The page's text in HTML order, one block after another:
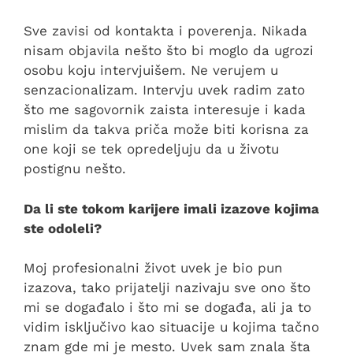
Sve zavisi od kontakta i poverenja. Nikada
nisam objavila nešto što bi moglo da ugrozi
osobu koju intervjuišem. Ne verujem u
senzacionalizam. Intervju uvek radim zato
što me sagovornik zaista interesuje i kada
mislim da takva priča može biti korisna za
one koji se tek opredeljuju da u životu
postignu nešto.
Da li ste tokom karijere imali izazove kojima
ste odoleli?
Moj profesionalni život uvek je bio pun
izazova, tako prijatelji nazivaju sve ono što
mi se događalo i što mi se događa, ali ja to
vidim isključivo kao situacije u kojima tačno
znam gde mi je mesto. Uvek sam znala šta